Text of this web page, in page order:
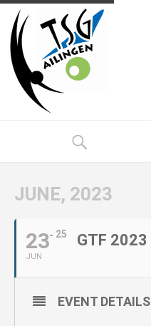
JUNE, 2023
23
JUN
25 GTF 2023
EVENT DETAILS